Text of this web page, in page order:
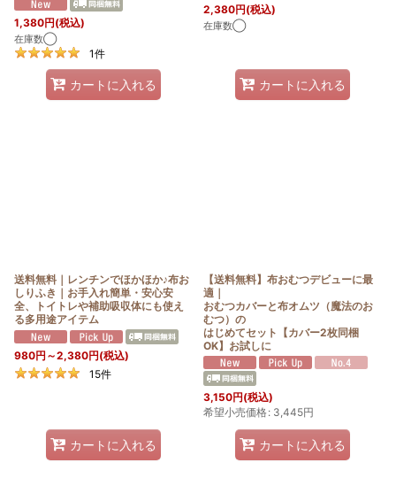
1,380円(税込)
在庫数◯
1件
カートに入れる
2,380円(税込)
在庫数◯
カートに入れる
送料無料｜レンチンでほかほか♪布お
しりふき｜お手入れ簡単・安心安
全、トイトレや補助吸収体にも使え
る多用途アイテム
980円 ～2,380円(税込)
15件
カートに入れる
【送料無料】布おむつデビューに最
適｜
おむつカバーと布オムツ（魔法のお
むつ）の
はじめてセット【カバー2枚同梱
OK】お試しに
3,150円(税込)
希望小売価格: 3,445円
カートに入れる